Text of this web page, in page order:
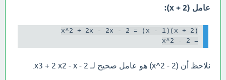
عامل (x + 2):
= x^2 - 2
نلاحظ أن (x^2 - 2) هو عامل صحيح لـ x3 + 2 x2 - x - 2.